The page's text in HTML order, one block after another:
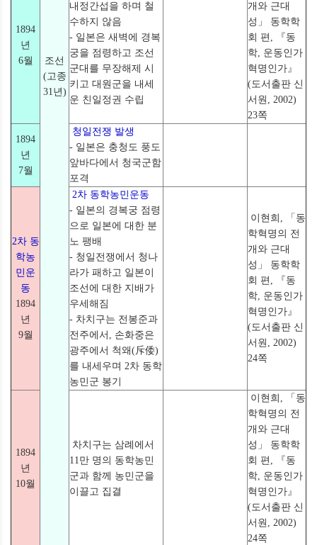
조선
(고종
31년)
1894
년
6월
내정간섭을 하며 철
수하지 않음
- 일본은 새벽에 경복
궁을 점령하고 조선
군대를 무장해제 시
키고 대원군을 내세
운 친일정권 수립
개와 근대
성」 동학학
회 편, 『동
학, 운동인가
혁명인가』
(도서출판 신
서원, 2002)
23쪽
1894
년
7월
청일전쟁 발생
- 일본은 충청도 풍도
앞바다에서 청국군함
포격
2차 동
학농
민운
동
1894
년
9월
2차 동학농민운동
- 일본의 경복궁 점령
으로 일본에 대한 분
노 팽배
- 청일전쟁에서 청나
라가 패하고 일본이
조선에 대한 지배가
우세해짐
- 차치구는 전봉준과
전주에서, 손화중은
광주에서 척왜(斥倭)
를 내세우며 2차 동학
농민군 봉기
이현희, 「동
학혁명의 전
개와 근대
성」 동학학
회 편, 『동
학, 운동인가
혁명인가』
(도서출판 신
서원, 2002)
24쪽
1894
년
10월
차치구는 삼례에서
11만 명의 동학농민
군과 함께 농민군을
이끌고 집결
이현희, 「동
학혁명의 전
개와 근대
성」 동학학
회 편, 『동
학, 운동인가
혁명인가』
(도서출판 신
서원, 2002)
24쪽